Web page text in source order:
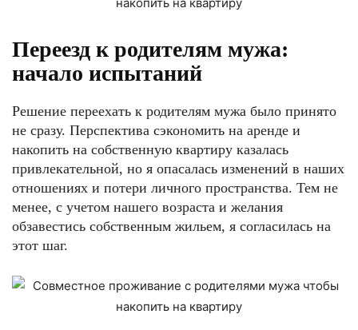
Переезд к родителям мужа:
начало испытаний
Решение переехать к родителям мужа было принято
не сразу. Перспектива сэкономить на аренде и
накопить на собственную квартиру казалась
привлекательной, но я опасалась изменений в наших
отношениях и потери личного пространства. Тем не
менее, с учетом нашего возраста и желания
обзавестись собственным жильем, я согласилась на
этот шаг.